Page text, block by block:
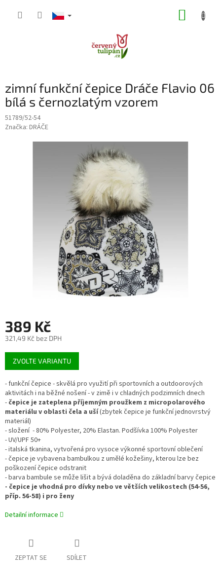
zimní funkční čepice Dráče Flavio 06
bílá s černozlatým vzorem
51789/52-54
Značka: DRÁČE
389 Kč
321,49 Kč bez DPH
Měrná
cena:
ZVOLTE VARIANTU
- funkční čepice - skvělá pro využití při sportovních a outdoorových
aktivitách i na běžné nošení - v zimě i v chladných podzimních dnech
- čepice je zateplena příjemným proužkem z micropolarového
materiálu v oblasti čela a uší(zbytek čepice je funkční jednovrstvý
materiál)
- složení - 80% Polyester, 20% Elastan. Podšívka 100% Polyester
- UV/UPF 50+
- italská tkanina, vytvořená pro vysoce výkonné sportovní oblečení
- čepice je vybavena bambulkou z umělé kožešiny, kterou lze bez
poškození čepice odstranit
- barva bambule se může lišit a bývá doladěna do základní barvy čepice
- čepice je vhodná pro dívky nebo ve větších velikostech (54-56,
příp. 56-58) i pro ženy
Detailní informace
ZEPTAT SE SDÍLET